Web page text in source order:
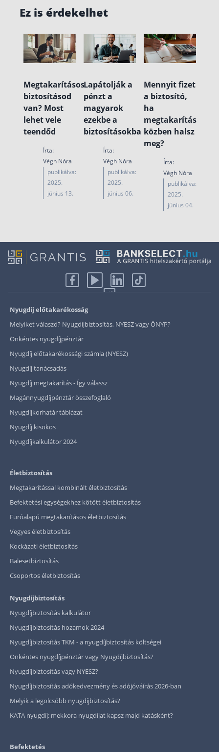
Ez is érdekelhet
Megtakarításos
biztosításod
van? Most
lehet vele
teendőd
Írta:
Végh Nóra
publikálva:
2025.
június 13.
Lapátolják a
pénzt a
magyarok
ezekbe a
biztosításokba
Írta:
Végh Nóra
publikálva:
2025.
június 06.
Mennyit fizet
a biztosító,
ha
megtakarítás
közben halsz
meg?
Írta:
Végh Nóra
publikálva:
2025.
június 04.
Nyugdíj előtakarékosság
Melyiket válaszd? Nyugdíjbiztosítás, NYESZ vagy ÖNYP?
Önkéntes nyugdíjpénztár
Nyugdíj előtakarékossági számla (NYESZ)
Nyugdíj tanácsadás
Nyugdíj megtakarítás - Így válassz
Magánnyugdíjpénztár összefoglaló
Nyugdíjkorhatár táblázat
Nyugdíj kisokos
Nyugdíjkalkulátor 2024
Életbiztosítás
Megtakarítással kombinált életbiztosítás
Befektetési egységekhez kötött életbiztosítás
Euróalapú megtakarításos életbiztosítás
Vegyes életbiztosítás
Kockázati életbiztosítás
Balesetbiztosítás
Csoportos életbiztosítás
Nyugdíjbiztosítás
Nyugdíjbiztosítás kalkulátor
Nyugdíjbiztosítás hozamok 2024
Nyugdíjbiztosítás TKM - a nyugdíjbiztosítás költségei
Önkéntes nyugdíjpénztár vagy Nyugdíjbiztosítás?
Nyugdíjbiztosítás vagy NYESZ?
Nyugdíjbiztosítás adókedvezmény és adójóváírás 2026-ban
Melyik a legolcsóbb nyugdíjbiztosítás?
KATA nyugdíj: mekkora nyugdíjat kapsz majd katásként?
Befektetés